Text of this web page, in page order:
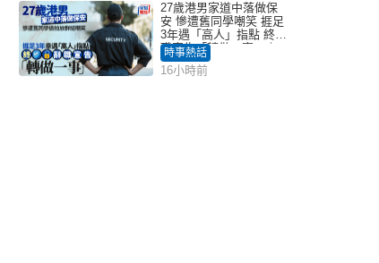
27歲港男家道中落做保
安 慘遭舊同學嘲笑 捱足
3年遇「高人」指點 終辭
職宣告「轉做一事」｜
Juicy叮
時事熱話
16小時前